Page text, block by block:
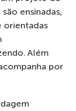
ensinadas,
orientadas
Além
por